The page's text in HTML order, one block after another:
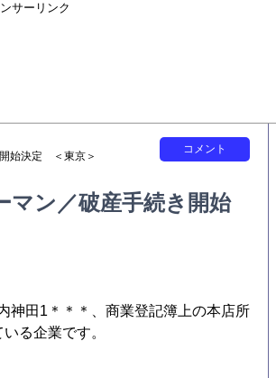
サーリンク
コメント
始決定 ＜東京＞
マン／破産手続き開始
神田1＊＊＊、商業登記簿上の本店所
る企業です。